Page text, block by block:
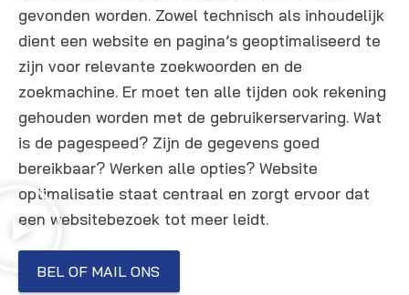
gevonden worden. Zowel technisch als inhoudelijk
dient een website en pagina’s geoptimaliseerd te
zijn voor relevante zoekwoorden en de
zoekmachine. Er moet ten alle tijden ook rekening
gehouden worden met de gebruikerservaring. Wat
is de pagespeed? Zijn de gegevens goed
bereikbaar? Werken alle opties? Website
optimalisatie staat centraal en zorgt ervoor dat
een websitebezoek tot meer leidt.
BEL OF MAIL ONS